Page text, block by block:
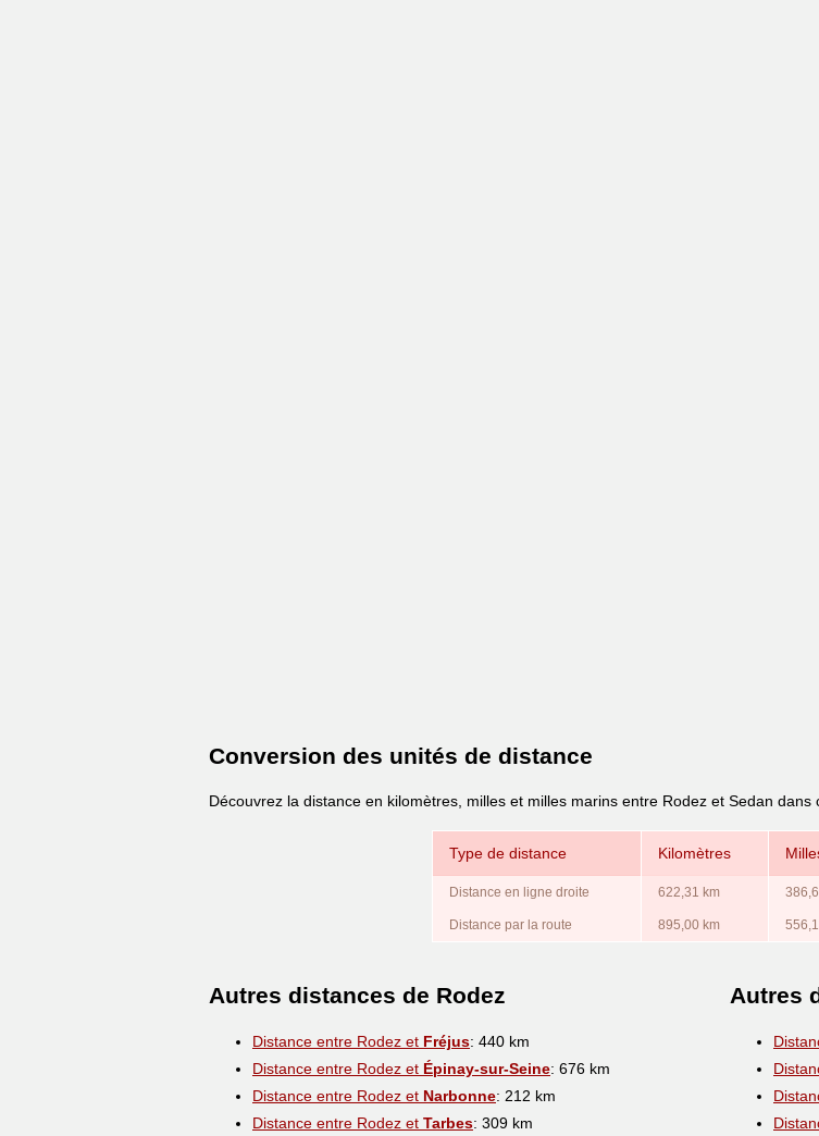
Conversion des unités de distance
Découvrez la distance en kilomètres, milles et milles marins entre Rodez et Sedan dans
Type de distance Kilomètres
Distance en ligne droite 622,31 km
Distance par la route 895,00 km
Autres distances de Rodez
Distance entre Rodez et Fréjus: 440 km
Distance entre Rodez et Épinay-sur-Seine: 676 km
Distance entre Rodez et Narbonne: 212 km
Distance entre Rodez et Tarbes: 309 km
Autres